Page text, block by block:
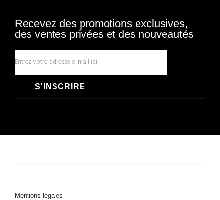
Recevez des promotions exclusives,
des ventes privées et des nouveautés
S'INSCRIRE
Mentions légales